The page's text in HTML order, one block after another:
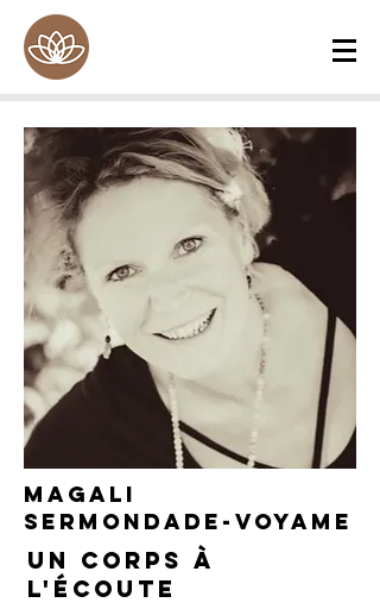
Magali
Sermondade-Voyame
Un corps à
l'écoute